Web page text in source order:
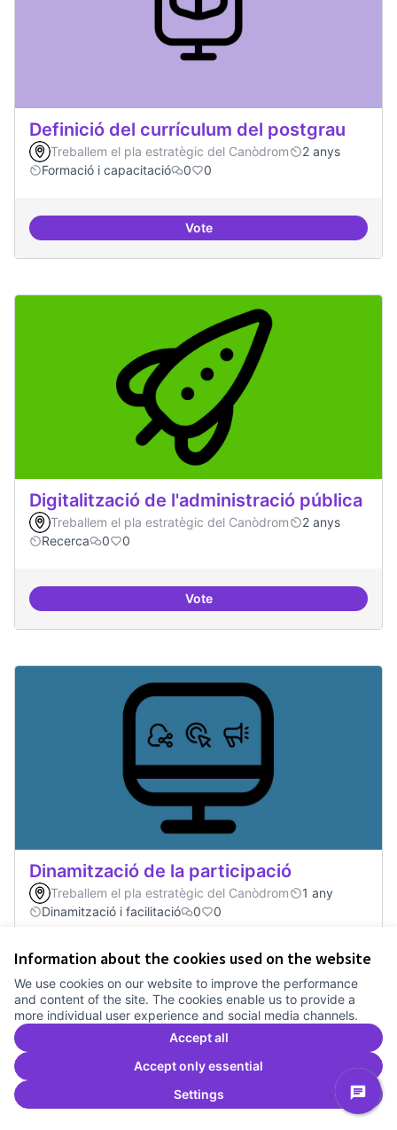
Information about the cookies used on the website
We use cookies on our website to improve the performance
and content of the site. The cookies enable us to provide a
more individual user experience and social media channels.
Accept all
Accept only essential
Settings
Definició del currículum del postgrau
Treballem el pla estratègic del Canòdrom
2 anys
Formació i capacitació
0 0
VoteDefinició del currículum del
Digitalització de l'administració pública
Treballem el pla estratègic del Canòdrom
2 anys
Recerca
0 0
VoteDigitalització de l'administració
Dinamització de la participació
Treballem el pla estratègic del Canòdrom
1 any
Dinamització i facilitació
0 0
VoteDinamització de la participació